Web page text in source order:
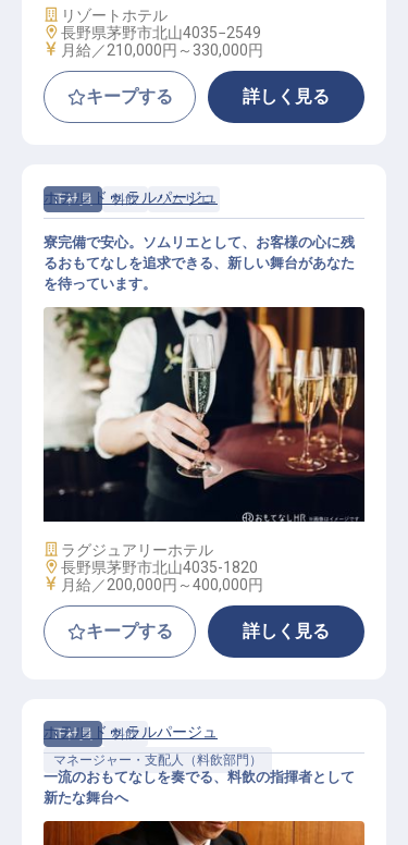
施設業態
リゾートホテル
勤務地
長野県茅野市北山4035−2549
給与
月給／210,000円～ 330,000円
キープする 詳しく見る
正社員 料飲 ソムリエ
ソムリエ
ホテル ドゥ ラルパージュ
寮完備で安心。ソムリエとして、お客様の心に残
るおもてなしを追求できる、新しい舞台があなた
を待っています。
施設業態
ラグジュアリーホテル
勤務地
長野県茅野市北山4035-1820
給与
月給／200,000円～400,000円
キープする 詳しく見る
正社員
料飲
マネージャー・支配人（料飲部門）
ホテル ドゥ ラルパージュ
一流のおもてなしを奏でる、料飲の指揮者として
新たな舞台へ